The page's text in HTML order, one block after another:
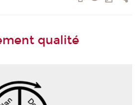
qualité